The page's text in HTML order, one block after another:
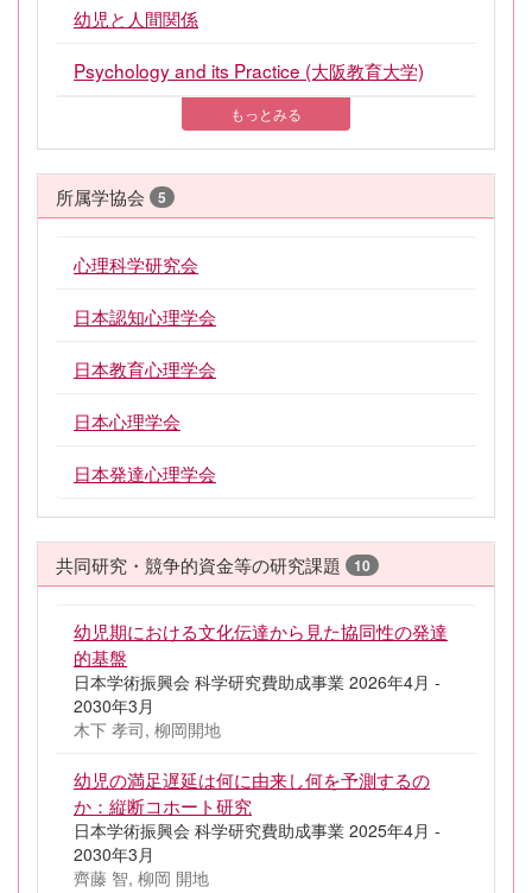
幼児と人間関係
Psychology and its Practice (大阪教育大学)
もっとみる
所属学協会 5
心理科学研究会
日本認知心理学会
日本教育心理学会
日本心理学会
日本発達心理学会
共同研究・競争的資金等の研究課題 10
幼児期における文化伝達から見た協同性の発達
的基盤
日本学術振興会 科学研究費助成事業 2026年4月 -
2030年3月
木下 孝司, 柳岡開地
幼児の満足遅延は何に由来し何を予測するの
か：縦断コホート研究
日本学術振興会 科学研究費助成事業 2025年4月 -
2030年3月
齊藤 智, 柳岡 開地